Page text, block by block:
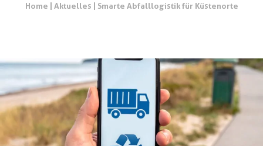
Home | Aktuelles | Smarte Abfalllogistik für Küstenorte